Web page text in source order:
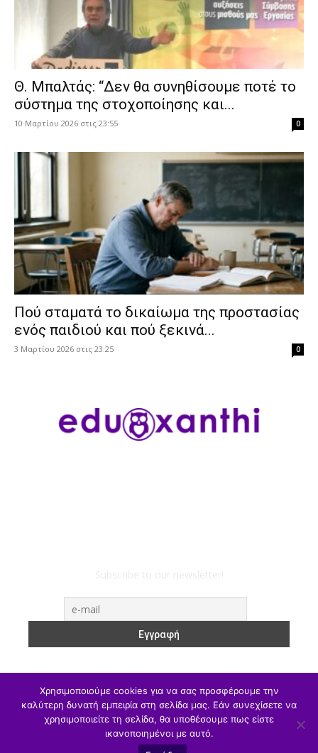
Θ. Μπαλτάς: “Δεν θα συνηθίσουμε ποτέ το
σύστημα της στοχοποίησης και...
10 Μαρτίου 2026 στις 23:55 0
Πού σταματά το δικαίωμα της προστασίας
ενός παιδιού και πού ξεκινά...
3 Μαρτίου 2026 στις 23:25 0
ΥΠΑΙΘΑ Υπηρεσιακά Α/θμια Β/θμια
Γ/θμια
Θέσεις Εργασίας
Αθλητισμός
Χρησιμοποιούμε cookies για να σας προσφέρουμε την
καλύτερη δυνατή εμπειρία στη σελίδα μας. Εάν συνεχίσετε να
χρησιμοποιείτε τη σελίδα, θα υποθέσουμε πως είστε
ικανοποιημένοι με αυτό.